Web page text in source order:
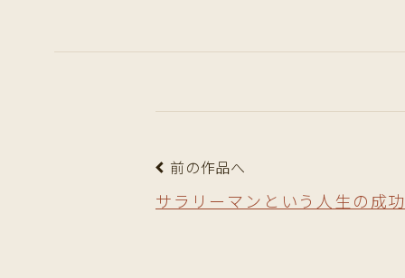
前の作品へ
サラリーマンという人生の成功